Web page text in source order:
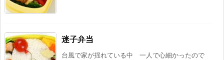
迷子弁当
台風で家が揺れている中 一人で心細かったので